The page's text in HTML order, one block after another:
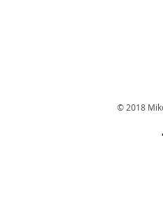
© 2018